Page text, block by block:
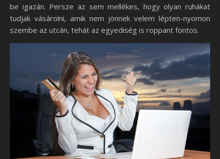
be igazán. Persze az sem mellékes, hogy olyan ruhákat
tudjak vásárolni, amik nem jönnek velem lépten-nyomon
szembe az utcán, tehát az egyediség is roppant fontos.